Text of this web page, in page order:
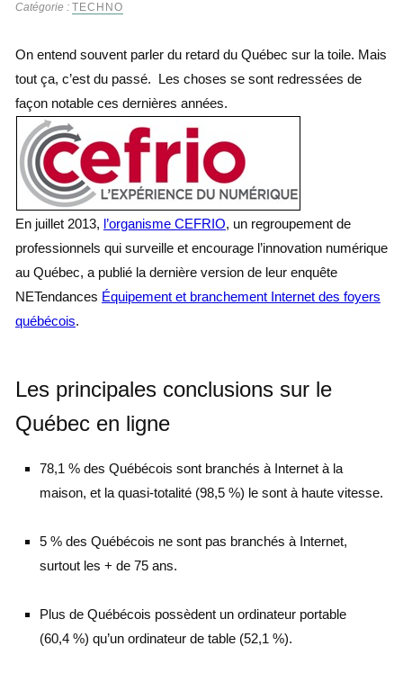
Catégorie : TECHNO
On entend souvent parler du retard du Québec sur la toile. Mais
tout ça, c’est du passé. Les choses se sont redressées de
façon notable ces dernières années.
En juillet 2013, l’organisme CEFRIO, un regroupement de
professionnels qui surveille et encourage l’innovation numérique
au Québec, a publié la dernière version de leur enquête
NETendances Équipement et branchement Internet des foyers
québécois.
Les principales conclusions sur le
Québec en ligne
78,1 % des Québécois sont branchés à Internet à la
maison, et la quasi-totalité (98,5 %) le sont à haute vitesse.
5 % des Québécois ne sont pas branchés à Internet,
surtout les + de 75 ans.
Plus de Québécois possèdent un ordinateur portable
(60,4 %) qu’un ordinateur de table (52,1 %).